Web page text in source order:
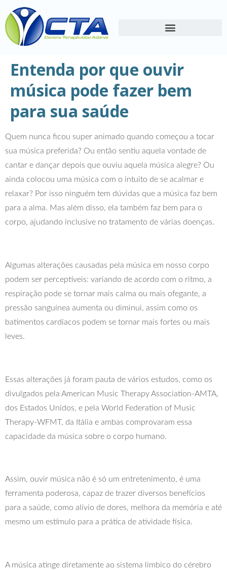
Entenda por que ouvir
música pode fazer bem
para sua saúde
Quem nunca ficou super animado quando começou a tocar
sua música preferida? Ou então sentiu aquela vontade de
cantar e dançar depois que ouviu aquela música alegre? Ou
ainda colocou uma música com o intuito de se acalmar e
relaxar? Por isso ninguém tem dúvidas que a música faz bem
para a alma. Mas além disso, ela também faz bem para o
corpo, ajudando inclusive no tratamento de várias doenças.
Algumas alterações causadas pela música em nosso corpo
podem ser perceptíveis: variando de acordo com o ritmo, a
respiração pode se tornar mais calma ou mais ofegante, a
pressão sanguínea aumenta ou diminui, assim como os
batimentos cardíacos podem se tornar mais fortes ou mais
leves.
Essas alterações já foram pauta de vários estudos, como os
divulgados pela American Music Therapy Association-AMTA,
dos Estados Unidos, e pela World Federation of Music
Therapy-WFMT, da Itália e ambas comprovaram essa
capacidade da música sobre o corpo humano.
Assim, ouvir música não é só um entretenimento, é uma
ferramenta poderosa, capaz de trazer diversos benefícios
para a saúde, como alívio de dores, melhora da memória e até
mesmo um estímulo para a prática de atividade física.
A música atinge diretamente ao sistema límbico do cérebro